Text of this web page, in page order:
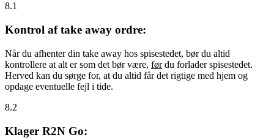
8.1
Kontrol af take away ordre:
Når du afhenter din take away hos spisestedet, bør du altid
kontrollere at alt er som det bør være, førdu forlader spisestedet.
Herved kan du sørge for, at du altid får det rigtige med hjem og
opdage eventuelle fejl i tide.
8.2
Klager R2N Go: